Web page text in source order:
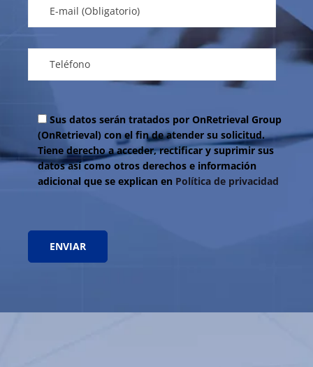
Sus datos serán tratados por OnRetrieval Group
(OnRetrieval) con el fin de atender su solicitud.
Tiene derecho a acceder, rectificar y suprimir sus
datos así como otros derechos e información
adicional que se explican en Política de privacidad